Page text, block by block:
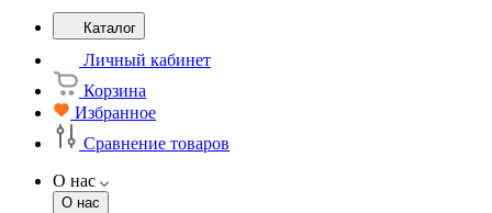
Каталог
Личный кабинет
Корзина
Избранное
Сравнение товаров
О нас
О нас